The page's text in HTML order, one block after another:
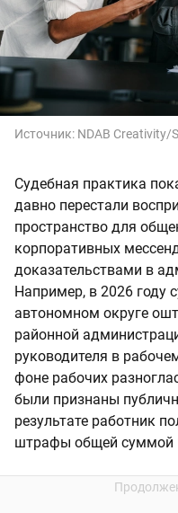
Источник: NDAB
Судебная практика
давно перестали
пространство для
корпоративных
доказательствами в
Например, в 2026 году
автономном округе
районной
руководителя в
фоне рабочих
были признаны
результате работник
штрафы общей суммой